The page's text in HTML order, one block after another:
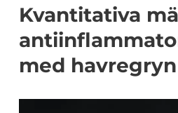
Kvantitativa
med havregryn